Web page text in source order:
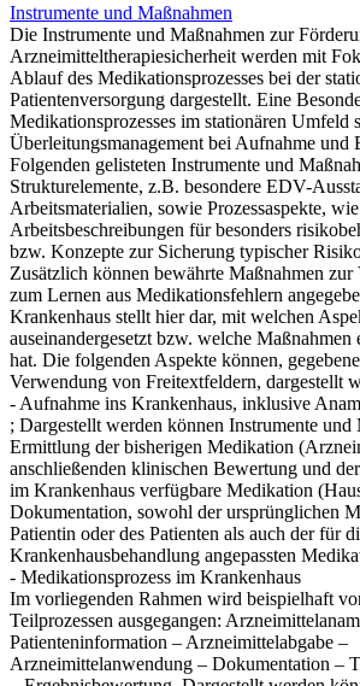
Instrumente und Maßnahmen
Die Instrumente und Maßnahmen zur
Arzneimitteltherapiesicherheit werden mit
Ablauf des Medikationsprozesses bei der
Patientenversorgung dargestellt. Eine
Medikationsprozesses im stationären Umfeld
Überleitungsmanagement bei Aufnahme und
Folgenden gelisteten Instrumente und
Strukturelemente, z.B. besondere EDV-
Arbeitsmaterialien, sowie Prozessaspekte, wie
Arbeitsbeschreibungen für besonders
bzw. Konzepte zur Sicherung typischer
Zusätzlich können bewährte Maßnahmen
zum Lernen aus Medikationsfehlern
Krankenhaus stellt hier dar, mit welchen
auseinandergesetzt bzw. welche Maßnahmen
hat. Die folgenden Aspekte können,
Verwendung von Freitextfeldern, dargestellt
- Aufnahme ins Krankenhaus, inklusive
; Dargestellt werden können Instrumente und
Ermittlung der bisherigen Medikation
anschließenden klinischen Bewertung und
im Krankenhaus verfügbare Medikation
Dokumentation, sowohl der ursprünglichen
Patientin oder des Patienten als auch der für
Krankenhausbehandlung angepassten
- Medikationsprozess im Krankenhaus
Im vorliegenden Rahmen wird beispielhaft
Teilprozessen ausgegangen:
Patienteninformation – Arzneimittelabgabe –
Arzneimittelanwendung – Dokumentation –